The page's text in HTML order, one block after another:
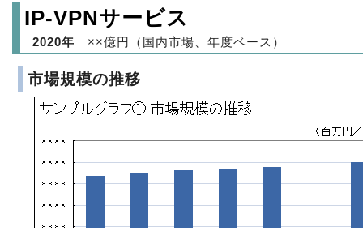
IP-VPNサービス
2020年 ××億円（国内市場、年度ベース）
市場規模の推移